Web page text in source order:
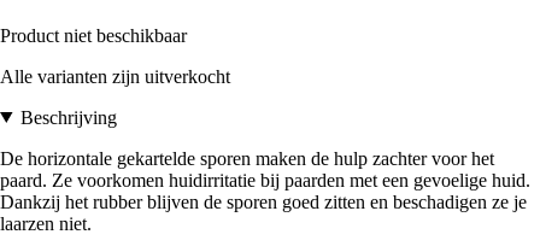
Product niet beschikbaar
Alle varianten zijn uitverkocht
Beschrijving
De horizontale gekartelde sporen maken de hulp zachter voor het
paard. Ze voorkomen huidirritatie bij paarden met een gevoelige huid.
Dankzij het rubber blijven de sporen goed zitten en beschadigen ze je
laarzen niet.